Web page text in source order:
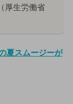
厚生労働省
夏スムージーが